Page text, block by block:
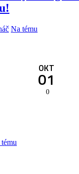
Na tému
OKT
01
0